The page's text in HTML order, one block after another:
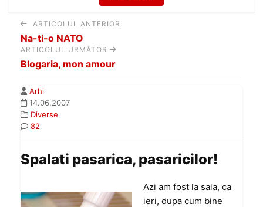
ARTICOLUL ANTERIOR
Na-ti-o NATO
ARTICOLUL URMĂTOR
Blogaria, mon amour
Arhi
14.06.2007
Diverse
82
Spalati pasarica, pasaricilor!
Azi am fost la sala, ca
ieri, dupa cum bine